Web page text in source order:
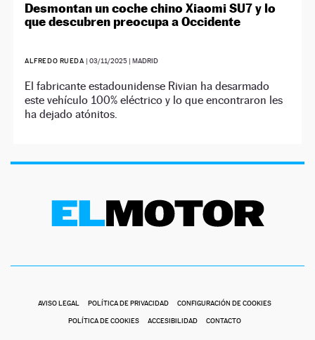
Desmontan un coche chino Xiaomi SU7 y lo
que descubren preocupa a Occidente
ALFREDO RUEDA | 03/11/2025| MADRID
El fabricante estadounidense Rivian ha desarmado
este vehículo 100% eléctrico y lo que encontraron les
ha dejado atónitos.
AVISO LEGAL POLÍTICA DE PRIVACIDAD CONFIGURACIÓN DE COOKIES
POLÍTICA DE COOKIES ACCESIBILIDAD CONTACTO